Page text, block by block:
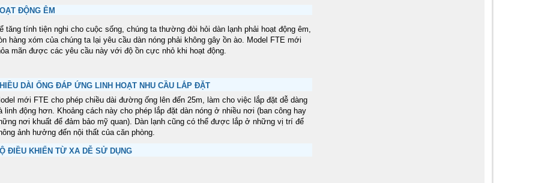
ĐỘNG ÊM
tăng tính tiện nghi cho cuộc sống, chúng ta thường đòi hỏi dàn lạnh phải hoạt động êm,
hàng xóm của chúng ta lại yêu cầu dàn nóng phải không gây ồn ào. Model FTE mới
mãn được các yêu cầu này với độ ồn cực nhỏ khi hoạt động.
DÀI ỐNG ĐÁP ỨNG LINH HOẠT NHU CẦU LẮP ĐẶT
mới FTE cho phép chiều dài đường ống lên đến 25m, làm cho việc lắp đặt dễ dàng
linh động hơn. Khoảng cách này cho phép lắp đặt dàn nóng ở nhiều nơi (ban công hay
nơi khuất để đảm bảo mỹ quan). Dàn lạnh cũng có thể được lắp ở những vị trí để
ảnh hưởng đến nội thất của căn phòng.
ĐIỀU KHIỂN TỪ XA DỄ SỬ DỤNG